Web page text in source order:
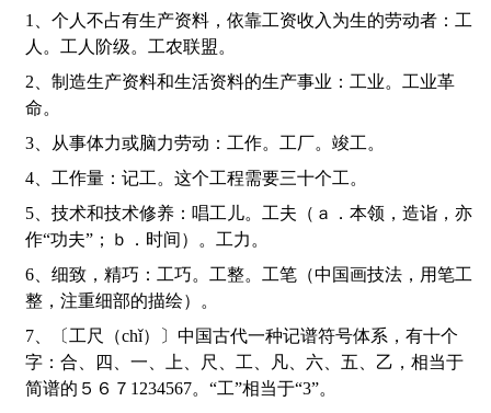
1、个人不占有生产资料，依靠工资收入为生的劳动者：工
人。工人阶级。工农联盟。
2、制造生产资料和生活资料的生产事业：工业。工业革
命。
3、从事体力或脑力劳动：工作。工厂。竣工。
4、工作量：记工。这个工程需要三十个工。
5、技术和技术修养：唱工儿。工夫（ａ．本领，造诣，亦
作“功夫”；ｂ．时间）。工力。
6、细致，精巧：工巧。工整。工笔（中国画技法，用笔工
整，注重细部的描绘）。
7、〔工尺（chǐ）〕中国古代一种记谱符号体系，有十个
字：合、四、一、上、尺、工、凡、六、五、乙，相当于
简谱的５６７1234567。“工”相当于“3”。